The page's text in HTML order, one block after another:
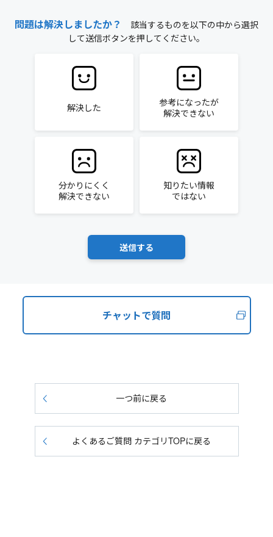
問題は解決しましたか？
該当するものを以下の中から選択
して送信ボタンを押してください。
解決した
参考になったが
解決できない
分かりにくく
解決できない
知りたい情報
ではない
チャットで質問
一つ前に戻る
よくあるご質問 カテゴリTOPに戻る